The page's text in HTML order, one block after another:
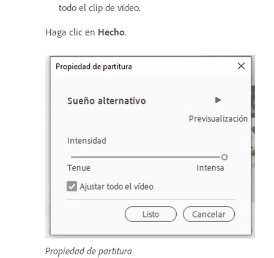
todo el clip de vídeo.
Haga clic en Hecho.
Propiedad de partitura